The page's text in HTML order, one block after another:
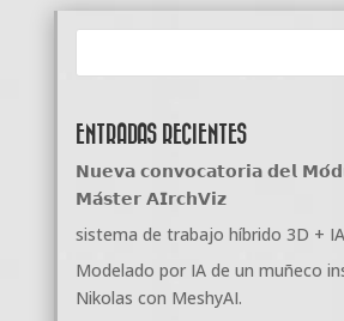
ENTRADAS RECIENTES
𝗡𝘂𝗲𝘃𝗮 𝗰𝗼𝗻𝘃𝗼𝗰𝗮𝘁𝗼𝗿𝗶𝗮 𝗱𝗲𝗹
𝗠𝗮́𝘀𝘁𝗲𝗿 𝗔𝗜𝗿𝗰𝗵𝗩𝗶𝘇
sistema de trabajo híbrido 3D + IA
Modelado por IA de un muñeco
Nikolas con MeshyAI.